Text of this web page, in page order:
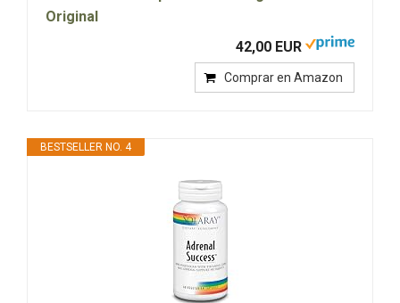
Original
42,00 EUR
Comprar en Amazon
BESTSELLER NO. 4